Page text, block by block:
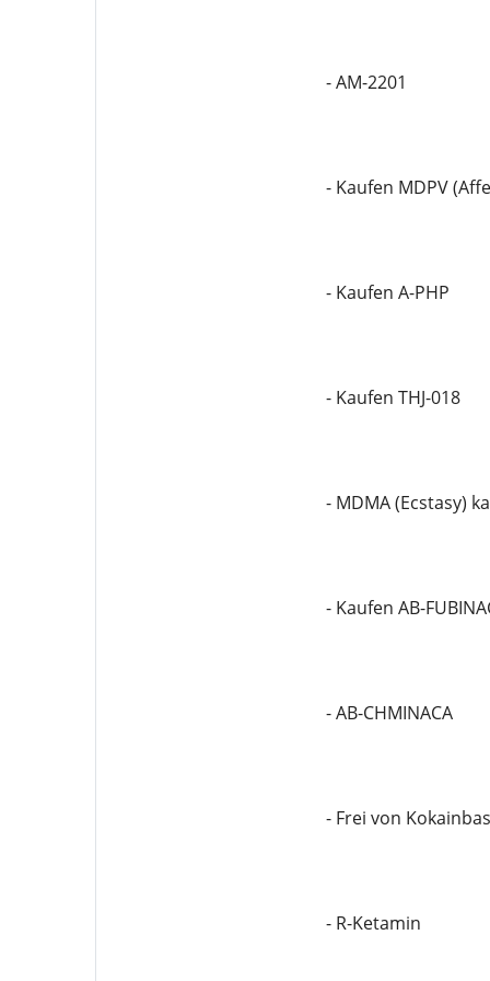
- AM-2201
- Kaufen MDPV
- Kaufen A-PHP
- Kaufen THJ-018
- MDMA (Ecstasy)
- Kaufen AB-
- AB-CHMINACA
- Frei von
- R-Ketamin